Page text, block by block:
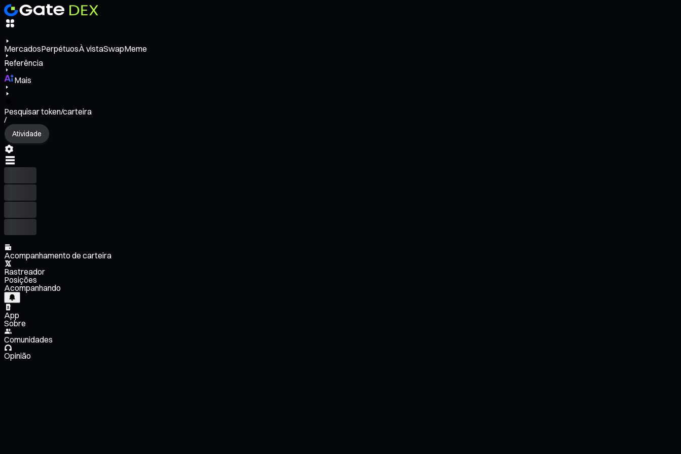
MercadosPerpétuosÀ vistaSwapMeme
Referência
Mais
Pesquisar token/carteira
/
Atividade
Acompanhamento de carteira
Rastreador
Posições
Acompanhando
App
Sobre
Comunidades
Opinião